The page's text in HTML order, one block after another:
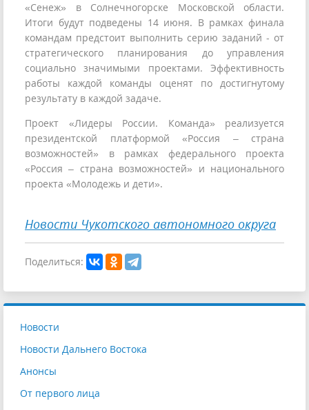
«Сенеж» в Солнечногорске Московской области.
Итоги будут подведены 14 июня. В рамках финала
командам предстоит выполнить серию заданий - от
стратегического планирования до управления
социально значимыми проектами. Эффективность
работы каждой команды оценят по достигнутому
результату в каждой задаче.
Проект «Лидеры России. Команда» реализуется
президентской платформой «Россия – страна
возможностей» в рамках федерального проекта
«Россия – страна возможностей» и национального
проекта «Молодежь и дети».
Новости Чукотского автономного округа
Поделиться:
Новости
Новости Дальнего Востока
Анонсы
От первого лица